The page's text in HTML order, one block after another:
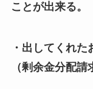
ことが出来る。
・出してくれた
（剰余金分配請